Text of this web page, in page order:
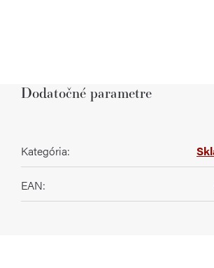
Dodatočné parametre
Kategória:
EAN: